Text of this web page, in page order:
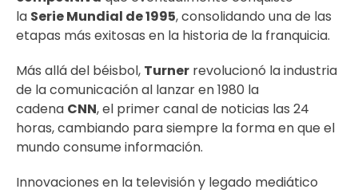
la Serie Mundial de 1995, consolidando una de las
etapas más exitosas en la historia de la franquicia.
Más allá del béisbol, Turner revolucionó la industria
de la comunicación al lanzar en 1980 la
cadena CNN, el primer canal de noticias las 24
horas, cambiando para siempre la forma en que el
mundo consume información.
Innovaciones en la televisión y legado mediático